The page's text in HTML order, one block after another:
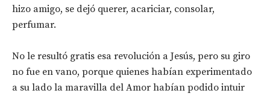
hizo amigo, se dejó querer, acariciar, consolar,
perfumar.
No le resultó gratis esa revolución a Jesús, pero su giro
no fue en vano, porque quienes habían experimentado
a su lado la maravilla del Amor habían podido intuir